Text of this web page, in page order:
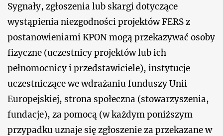
Sygnały, zgłoszenia lub skargi dotyczące
wystąpienia niezgodności projektów FERS z
postanowieniami KPON mogą przekazywać osoby
fizyczne (uczestnicy projektów lub ich
pełnomocnicy i przedstawiciele), instytucje
uczestniczące we wdrażaniu funduszy Unii
Europejskiej, strona społeczna (stowarzyszenia,
fundacje), za pomocą (w każdym poniższym
przypadku uznaje się zgłoszenie za przekazane w